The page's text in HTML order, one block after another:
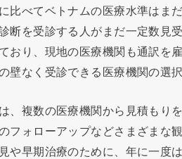
比べてベトナムの医療水準はま
断を受診する人がまだ一定数見
おり、現地の医療機関も通訳を
壁なく受診できる医療機関の選
、複数の医療機関から見積もり
フォローアップなどさまざまな
や早期治療のために、年に一度